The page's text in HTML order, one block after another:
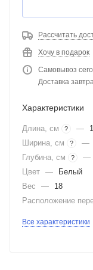
Рассчитать
Хочу в подарок
Самовывоз
Доставка
Характеристики
Длина, см ? —
Ширина, см
? —
Глубина, см
? —
Цвет —
Белый
Вес
—
18
Расположение
Все характеристики